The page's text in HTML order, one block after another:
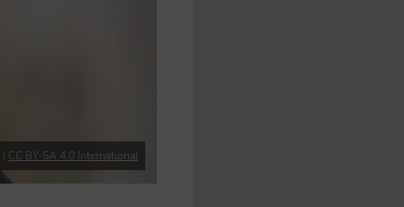
| CC BY-SA 4.0 International